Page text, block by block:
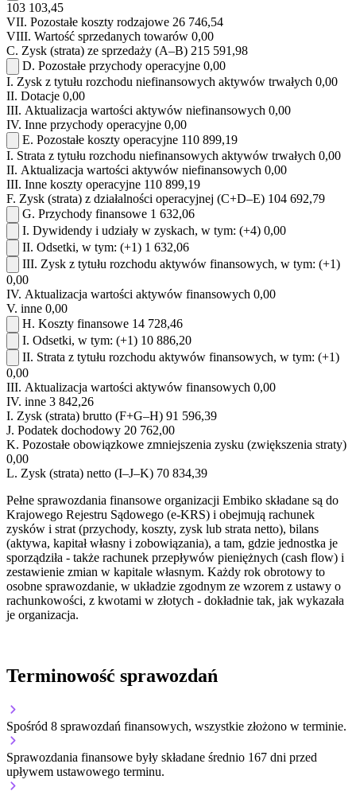
103 103,45
VII. Pozostałe koszty rodzajowe 26 746,54
VIII. Wartość sprzedanych towarów 0,00
C. Zysk (strata) ze sprzedaży (A–B) 215 591,98
D. Pozostałe przychody operacyjne 0,00
I. Zysk z tytułu rozchodu niefinansowych aktywów trwałych 0,00
II. Dotacje 0,00
III. Aktualizacja wartości aktywów niefinansowych 0,00
IV. Inne przychody operacyjne 0,00
E. Pozostałe koszty operacyjne 110 899,19
I. Strata z tytułu rozchodu niefinansowych aktywów trwałych 0,00
II. Aktualizacja wartości aktywów niefinansowych 0,00
III. Inne koszty operacyjne 110 899,19
F. Zysk (strata) z działalności operacyjnej (C+D–E) 104 692,79
G. Przychody finansowe 1 632,06
I. Dywidendy i udziały w zyskach, w tym: (+4) 0,00
II. Odsetki, w tym: (+1) 1 632,06
III. Zysk z tytułu rozchodu aktywów finansowych, w tym: (+1)
0,00
IV. Aktualizacja wartości aktywów finansowych 0,00
V. inne 0,00
H. Koszty finansowe 14 728,46
I. Odsetki, w tym: (+1) 10 886,20
II. Strata z tytułu rozchodu aktywów finansowych, w tym: (+1)
0,00
III. Aktualizacja wartości aktywów finansowych 0,00
IV. inne 3 842,26
I. Zysk (strata) brutto (F+G–H) 91 596,39
J. Podatek dochodowy 20 762,00
K. Pozostałe obowiązkowe zmniejszenia zysku (zwiększenia straty)
0,00
L. Zysk (strata) netto (I–J–K) 70 834,39
Pełne sprawozdania finansowe organizacji Embiko składane są do
Krajowego Rejestru Sądowego (e-KRS) i obejmują rachunek
zysków i strat (przychody, koszty, zysk lub strata netto), bilans
(aktywa, kapitał własny i zobowiązania), a tam, gdzie jednostka je
sporządziła - także rachunek przepływów pieniężnych (cash flow) i
zestawienie zmian w kapitale własnym. Każdy rok obrotowy to
osobne sprawozdanie, w układzie zgodnym ze wzorem z ustawy o
rachunkowości, z kwotami w złotych - dokładnie tak, jak wykazała
je organizacja.
Terminowość sprawozdań
Spośród 8 sprawozdań finansowych, wszystkie złożono w terminie.
Sprawozdania finansowe były składane średnio 167 dni przed
upływem ustawowego terminu.